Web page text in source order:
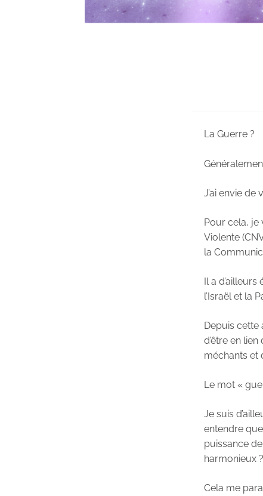
La Guerre ?
J’ai envie
Pour cela, je
Violente
la
Il a
l’Israël et la
Depuis cette
d’être en
méchants et
Le mot «
Je suis
entendre
puissance
harmonieux ?
Cela me